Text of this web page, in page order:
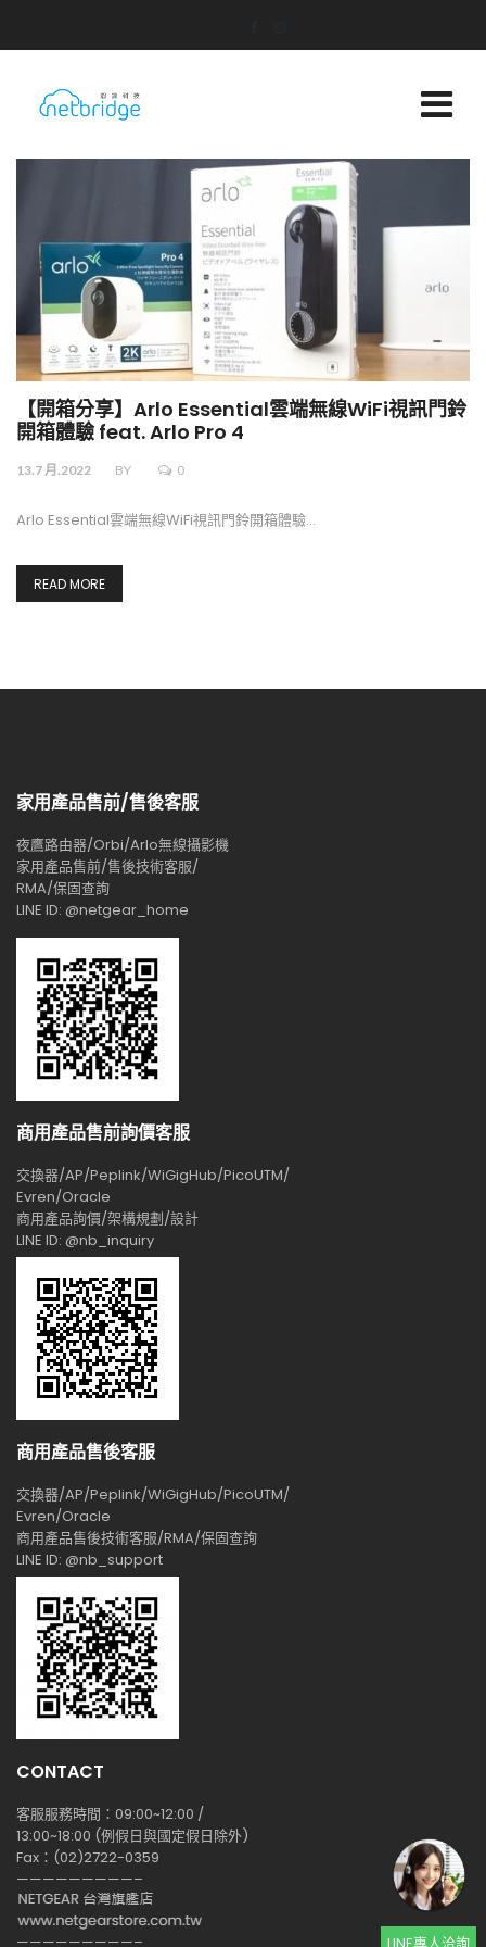
【開箱分享】Arlo Essential雲端無線WiFi視訊門鈴
開箱體驗 feat. Arlo Pro 4
13.7 月.2022 BY 0
Arlo Essential雲端無線WiFi視訊門鈴開箱體驗…
READ MORE
家用產品售前/售後客服
夜鷹路由器/Orbi/Arlo無線攝影機
家用產品售前/售後技術客服/
RMA/保固查詢
LINE ID: @netgear_home
商用產品售前詢價客服
交換器/AP/Peplink/WiGigHub/PicoUTM/
Evren/Oracle
商用產品詢價/架構規劃/設計
LINE ID: @nb_inquiry
商用產品售後客服
交換器/AP/Peplink/WiGigHub/PicoUTM/
Evren/Oracle
商用產品售後技術客服/RMA/保固查詢
LINE ID: @nb_support
CONTACT
客服服務時間：09:00~12:00 /
13:00~18:00 (例假日與國定假日除外)
Fax：(02)2722-0359
—————————–
—————————– LINE專人洽詢